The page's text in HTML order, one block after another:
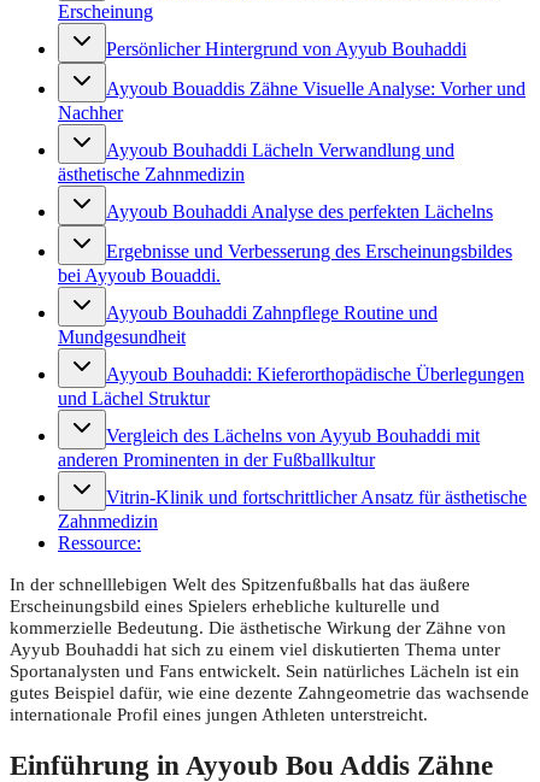
Erscheinung
Persönlicher Hintergrund von Ayyub Bouhaddi
Ayyoub Bouaddis Zähne Visuelle Analyse: Vorher und
Nachher
Ayyoub Bouhaddi Lächeln Verwandlung und
ästhetische Zahnmedizin
Ayyoub Bouhaddi Analyse des perfekten Lächelns
Ergebnisse und Verbesserung des Erscheinungsbildes
bei Ayyoub Bouaddi.
Ayyoub Bouhaddi Zahnpflege Routine und
Mundgesundheit
Ayyoub Bouhaddi: Kieferorthopädische Überlegungen
und Lächel Struktur
Vergleich des Lächelns von Ayyub Bouhaddi mit
anderen Prominenten in der Fußballkultur
Vitrin-Klinik und fortschrittlicher Ansatz für ästhetische
Zahnmedizin
Ressource:
In der schnelllebigen Welt des Spitzenfußballs hat das äußere
Erscheinungsbild eines Spielers erhebliche kulturelle und
kommerzielle Bedeutung. Die ästhetische Wirkung der Zähne von
Ayyub Bouhaddi hat sich zu einem viel diskutierten Thema unter
Sportanalysten und Fans entwickelt. Sein natürliches Lächeln ist ein
gutes Beispiel dafür, wie eine dezente Zahngeometrie das wachsende
internationale Profil eines jungen Athleten unterstreicht.
Einführung in Ayyoub Bou Addis Zähne